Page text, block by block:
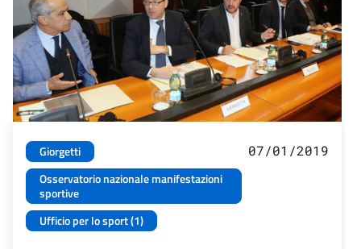
Giorgetti
Osservatorio nazionale manifestazioni
sportive
Ufficio per lo sport (1)
07/01/2019